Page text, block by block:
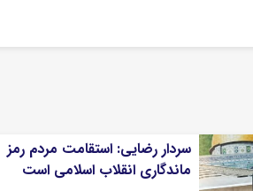
سردار رضایی: استقامت مردم رمز
ماندگاری انقلاب اسلامی است